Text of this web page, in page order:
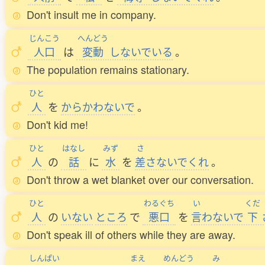
Don't insult me in company.
じんこう
人口 は
へんどう
変動 しないでいる 。
The population remains stationary.
ひと
人 を からかわないで。
Don't kid me!
ひと
人 の
はなし
話 に
みず
水 を
さ
差さないでくれ。
Don't throw a wet blanket over our conversation.
ひと
人 の いない ところ で
わるぐち
悪口 を
い
言わないで
くだ
下
Don't speak ill of others while they are away.
しんぱい まえ めんどう み